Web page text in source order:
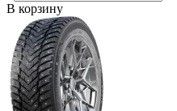
В корзину